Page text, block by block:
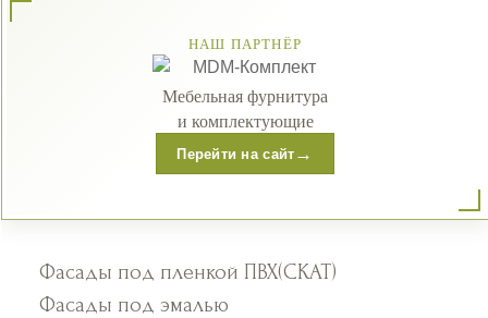
НАШ ПАРТНЁР
Мебельная фурнитура
и комплектующие
Перейти на сайт →
Фасады под пленкой ПВХ(СКАТ)
Фасады под эмалью